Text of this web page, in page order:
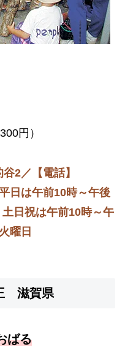
円）
2／【電話】
日は午前10時～午後
日祝は午前10時～午
曜日
滋賀県
ばる